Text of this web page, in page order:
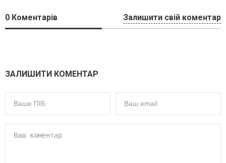
0 Коментарів Залишити свій коментар
ЗАЛИШИТИ КОМЕНТАР